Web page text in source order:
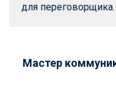
для переговорщика.
Мастер